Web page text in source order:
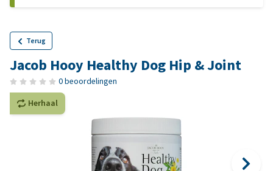
Terug
Jacob Hooy Healthy Dog Hip & Joint
0 beoordelingen
Herhaal